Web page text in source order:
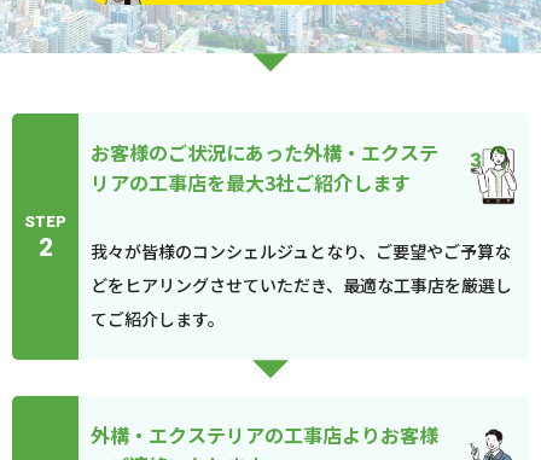
STEP
2
お客様のご状況にあった外構・エクステ
リアの工事店を最大3社ご紹介します
我々が皆様のコンシェルジュとなり、ご要望やご予算な
どをヒアリングさせていただき、最適な工事店を厳選し
てご紹介します。
外構・エクステリアの工事店よりお客様